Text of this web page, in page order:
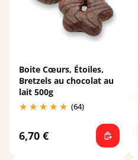
Boite Cœurs, Étoiles,
Bretzels au chocolat au
lait 500g
(64)
6,70 €